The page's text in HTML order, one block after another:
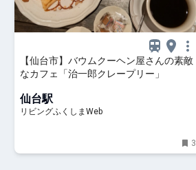
【仙台市】バウムクーヘン屋さんの素敵
なカフェ「治一郎クレープリー」
仙台駅
リビングふくしまWeb
3